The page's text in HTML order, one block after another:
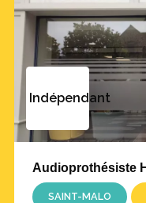
Indépendant
Audioprothésiste
SAINT-MALO